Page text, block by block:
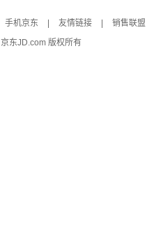
手机京东 友情链接 销售联盟
京东JD.com 版权所有